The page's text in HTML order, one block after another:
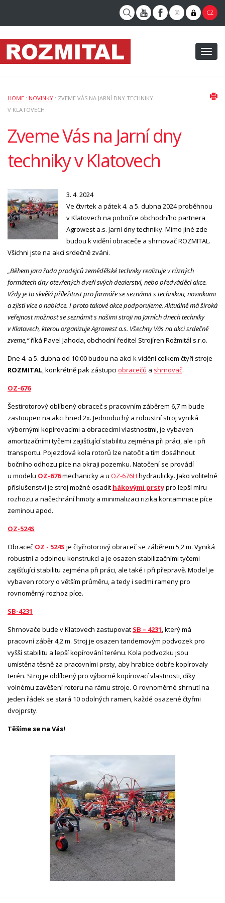
CZ
HOME : NOVINKY : ZVEME VÁS NA JARNÍ DNY TECHNIKY
V KLATOVECH
Zveme Vás na Jarní dny
techniky v Klatovech
3. 4. 2024
Ve čtvrtek a pátek 4. a 5. dubna 2024 proběhnou
v Klatovech na pobočce obchodního partnera
Agrowest a.s. Jarní dny techniky. Mimo jiné zde
budou k vidění obraceče a shrnovač ROZMITAL.
Všichni jste na akci srdečně zváni.
„Během jara řada prodejců zemědělské techniky realizuje v různých
formátech dny otevřených dveří svých dealerství, nebo předváděcí akce.
Vždy je to skvělá příležitost pro farmáře se seznámit s technikou, novinkami
a zjisti více o nabídce. I proto takové akce podporujeme. Aktuálně má široká
veřejnost možnost se seznámit s našimi stroji na Jarních dnech techniky
v Klatovech, kterou organizuje Agrowest a.s. Všechny Vás na akci srdečně
zveme,“říká Pavel Jahoda, obchodní ředitel Strojíren Rožmitál s.r.o.
Dne 4. a 5. dubna od 10:00 budou na akci k vidění celkem čtyři stroje
ROZMITAL, konkrétně pak zástupci obracečů a shrnovač.
OZ-676
Šestirotorový oblíbený obraceč s pracovním záběrem 6,7 m bude
zastoupen na akci hned 2x. Jednoduchý a robustní stroj vyniká
výbornými kopírovacími a obracecími vlastnostmi, je vybaven
amortizačními tyčemi zajišťující stabilitu zejména při práci, ale i při
transportu. Pojezdová kola rotorů lze natočit a tím dosáhnout
bočního odhozu píce na okraji pozemku. Natočení se provádí
u modelu OZ-676mechanicky a u OZ-676H hydraulicky. Jako volitelné
příslušenství je stroj možné osadit hákovými prstypro lepší míru
rozhozu a načechrání hmoty a minimalizaci rizika kontaminace píce
zeminou apod.
OZ-524S
Obraceč OZ - 524S je čtyřrotorový obraceč se záběrem 5,2 m. Vyniká
robustní a odolnou konstrukcí a je osazen stabilizačními tyčemi
zajišťující stabilitu zejména při práci, ale také i při přepravě. Model je
vybaven rotory o větším průměru, a tedy i sedmi rameny pro
rovnoměrný rozhoz píce.
SB-4231
Shrnovače bude v Klatovech zastupovat SB – 4231, který má
pracovní záběr 4,2 m. Stroj je osazen tandemovým podvozek pro
vyšší stabilitu a lepší kopírování terénu. Kola podvozku jsou
umístěna těsně za pracovními prsty, aby hrabice dobře kopírovaly
terén. Stroj je oblíbený pro výborné kopírovací vlastnosti, díky
volnému zavěšení rotoru na rámu stroje. O rovnoměrné shrnutí na
jeden řádek se stará 10 odolných ramen, každé osazené čtyřmi
dvojprsty.
Těšíme se na Vás!